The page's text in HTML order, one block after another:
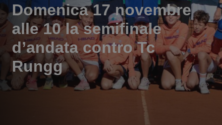
Domenica 17 novembre
alle 10 la semifinale
d’andata contro Tc
Rungg